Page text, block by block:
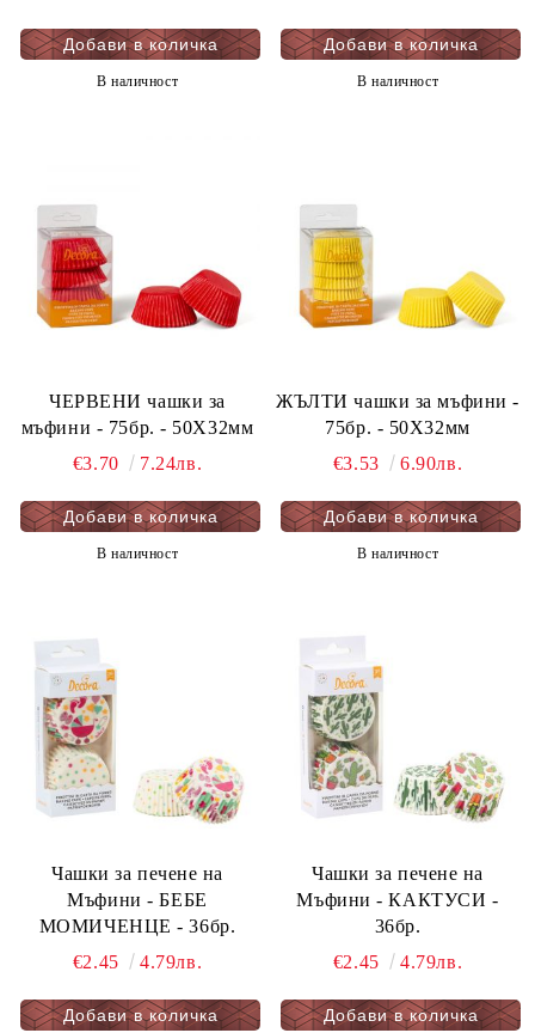
В наличност В наличност
ЧЕРВЕНИ чашки за
мъфини - 75бр. - 50Х32мм
€3.70
7.24лв.
В наличност
ЖЪЛТИ чашки за мъфини -
75бр. - 50Х32мм
€3.53
6.90лв.
В наличност
Чашки за печене на
Мъфини - БЕБЕ
МОМИЧЕНЦЕ - 36бр.
€2.45
4.79лв.
Чашки за печене на
Мъфини - КАКТУСИ -
36бр.
€2.45
4.79лв.